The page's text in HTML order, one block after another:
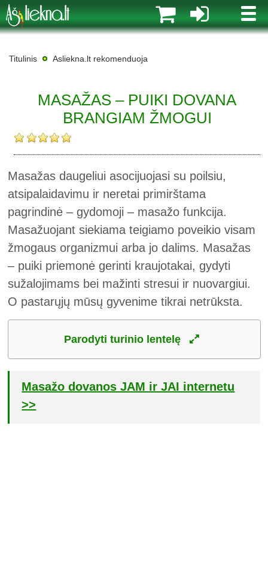
MENIU
Titulinis Asliekna.lt rekomenduoja
MASAŽAS – PUIKI DOVANA
BRANGIAM ŽMOGUI
Masažas daugeliui asocijuojasi su poilsiu,
atsipalaidavimu ir neretai primirštama
pagrindinė – gydomoji – masažo funkcija.
Masažuojant siekiama teigiamo poveikio visam
žmogaus organizmui arba jo dalims. Masažas
– puiki priemonė gerinti kraujotakai, gydyti
sužalojimams bei mažinti stresui ir nuovargiui.
O pastarųjų mūsų gyvenime tikrai netrūksta.
Parodyti turinio lentelę
Masažo dovanos JAM ir JAI internetu
>>